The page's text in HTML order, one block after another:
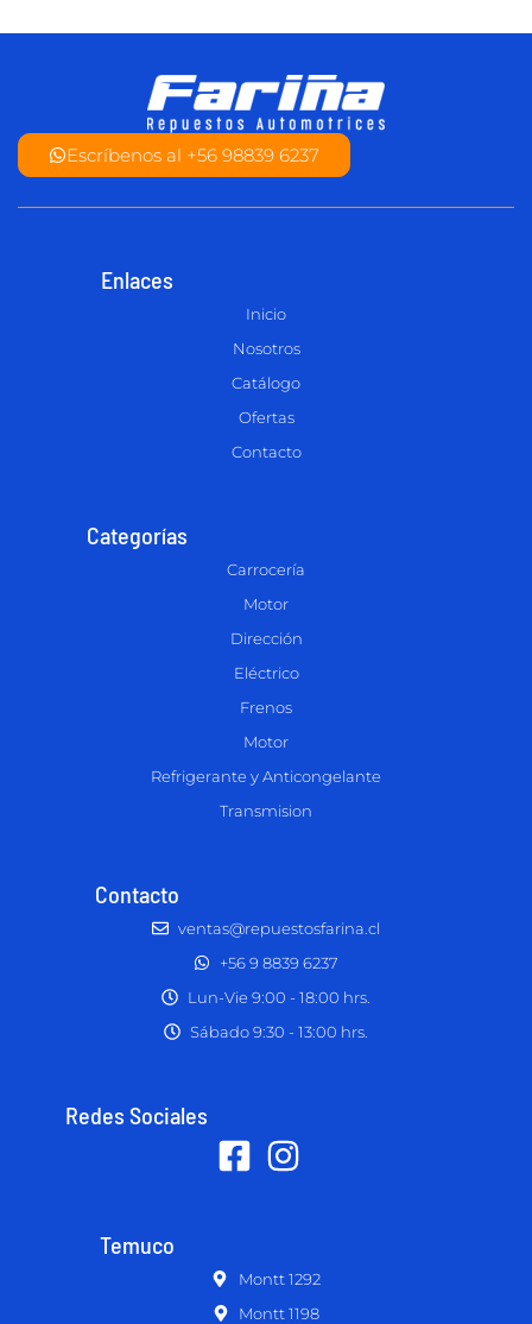
Escríbenos al +56 98839 6237
Enlaces
Inicio
Nosotros
Catálogo
Ofertas
Contacto
Categorías
Carrocería
Motor
Dirección
Eléctrico
Frenos
Motor
Refrigerante y Anticongelante
Transmision
Contacto
ventas@repuestosfarina.cl
+56 9 8839 6237
Lun-Vie 9:00 - 18:00 hrs.
Sábado 9:30 - 13:00 hrs.
Redes Sociales
Temuco
Montt 1292
Montt 1198